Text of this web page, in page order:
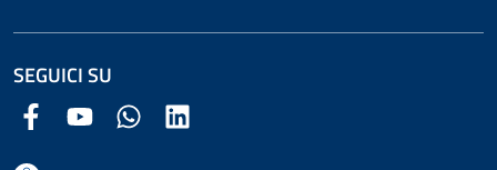
SEGUICI SU
Facebook Comune di Arezzo
Youtube Comune di Arezzo
Twitter Comune di Arezzo